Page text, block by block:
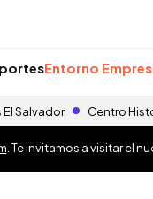
Entorno
Salvador Centro
. Te invitamos a visitar el